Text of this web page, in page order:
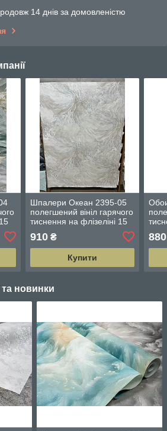
14 днів за домовленістю
Шпалери Океан 2395-05
полегшений вініл гарячого
тиснення на флізеліні 15
м ширина 1.06 м = 5 смуг
по 3 метри
910₴
Купити
по
880
та новинки